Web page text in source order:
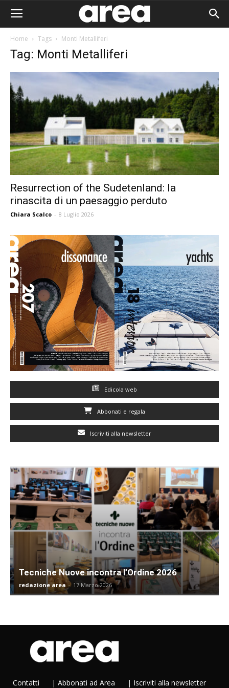
Home Tags Monti Metalliferi
Tag: Monti Metalliferi
Resurrection of the Sudetenland: la
rinascita di un paesaggio perduto
Chiara Scalco - 8 Luglio 2026
Edicola web
Abbonati e regala
Iscriviti alla newsletter
Tecniche Nuove incontra l’Ordine 2026
redazione area - 17 Marzo 2026
Contatti | Abbonati ad Area | Iscriviti alla newsletter